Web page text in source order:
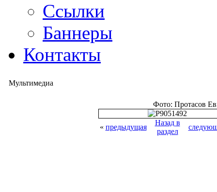
Ссылки
Баннеры
Контакты
Мультимедиа
Фото: Протасов
« предыдущая
Назад в
раздел